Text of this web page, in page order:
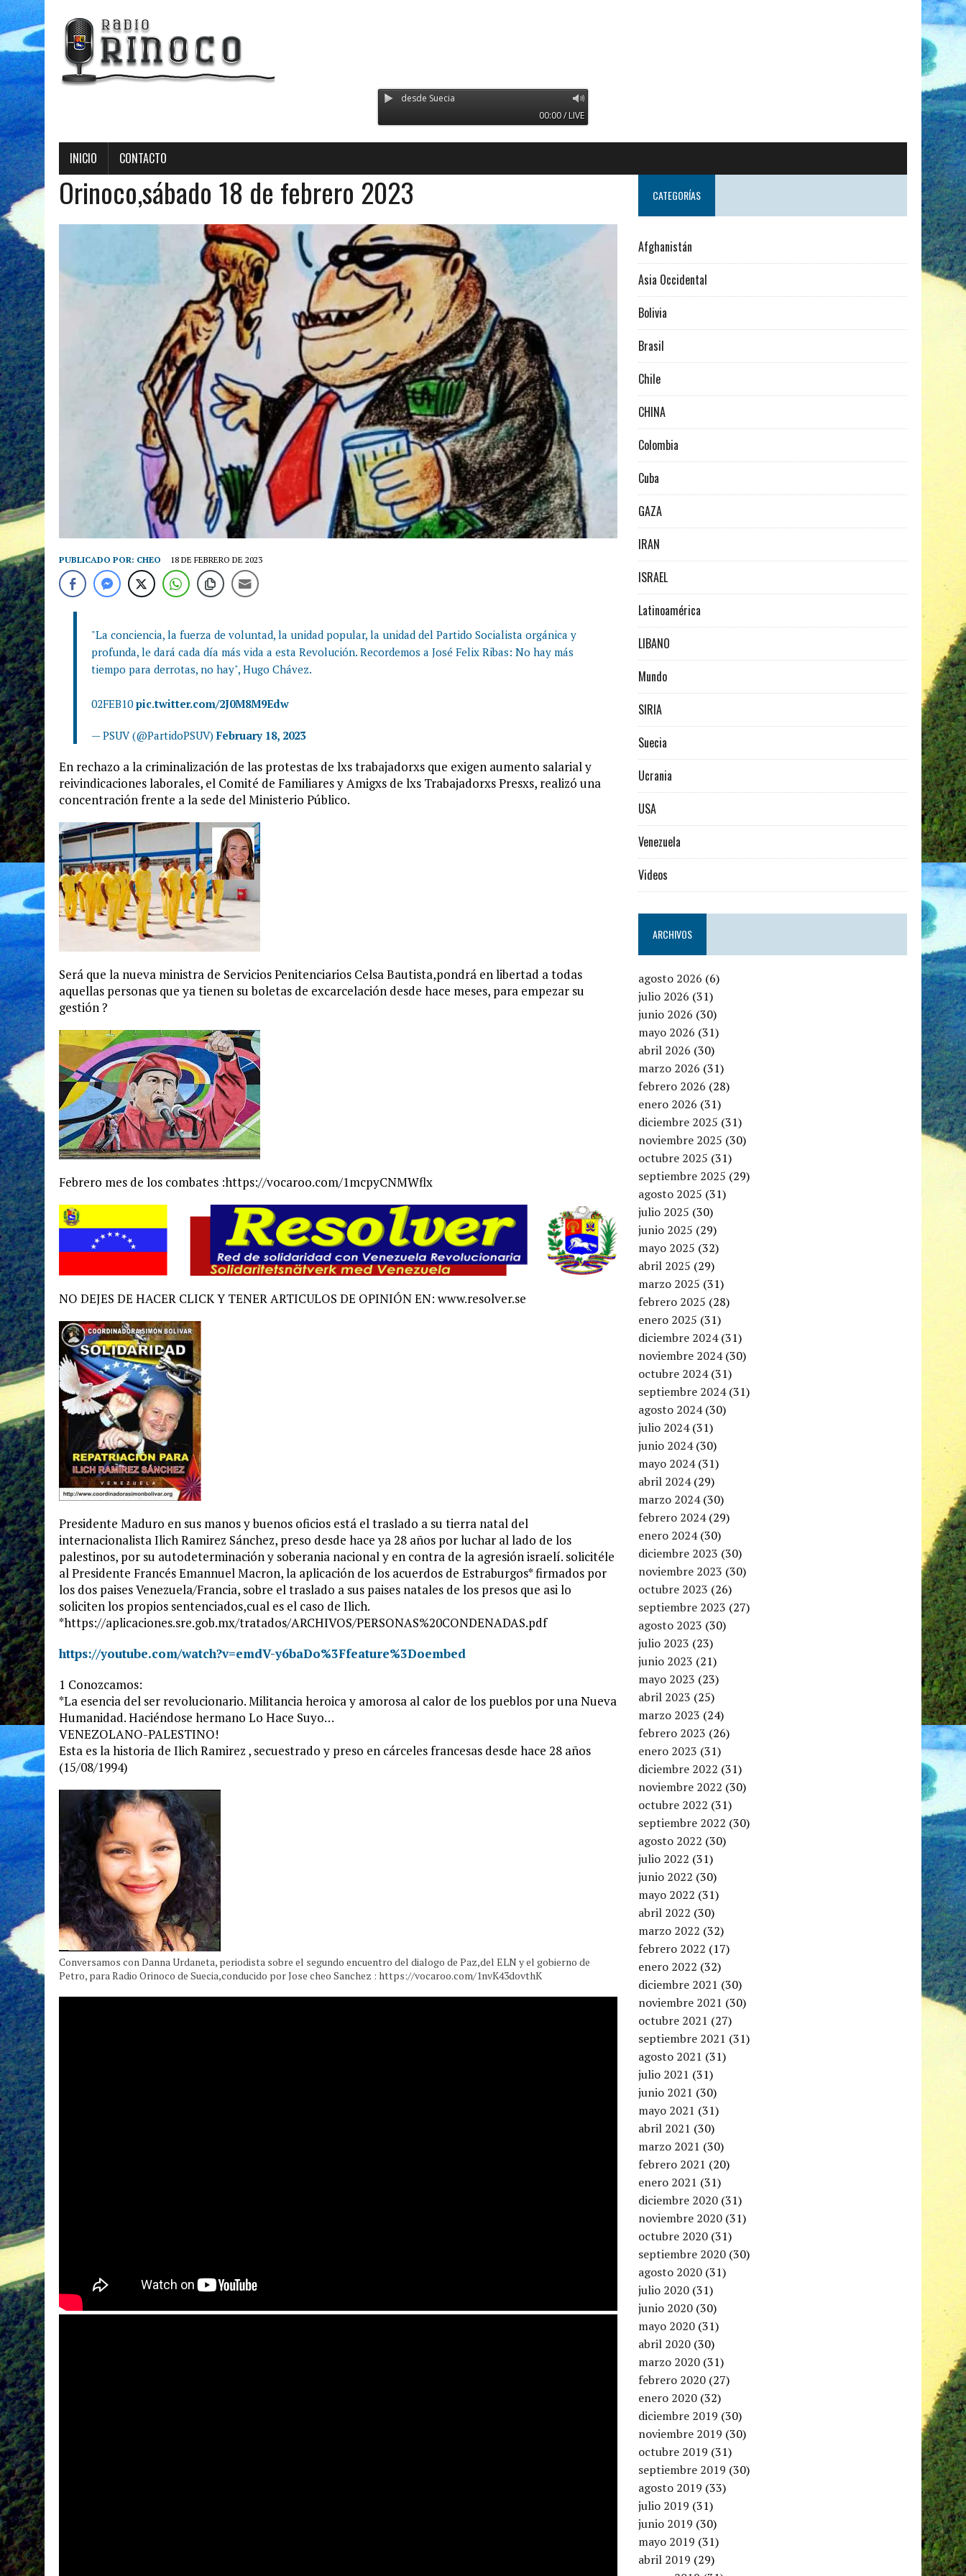
Radio Orinoco - Transmitiendo desde Suecia
00:00 / LIVE
INICIO CONTACTO
Orinoco,sábado 18 de febrero 2023
PUBLICADO POR: CHEO 18 DE FEBRERO DE 2023
"La conciencia, la fuerza de voluntad, la unidad popular, la unidad del Partido Socialista orgánica y
profunda, le dará cada día más vida a esta Revolución. Recordemos a José Felix Ribas: No hay más
tiempo para derrotas, no hay", Hugo Chávez.
02FEB10pic.twitter.com/2J0M8M9Edw
— PSUV (@PartidoPSUV) February 18, 2023
En rechazo a la criminalización de las protestas de lxs trabajadorxs que exigen aumento salarial y
reivindicaciones laborales, el Comité de Familiares y Amigxs de lxs Trabajadorxs Presxs, realizó una
concentración frente a la sede del Ministerio Público.
Será que la nueva ministra de Servicios Penitenciarios Celsa Bautista,pondrá en libertad a todas
aquellas personas que ya tienen su boletas de excarcelación desde hace meses, para empezar su
gestión ?
Febrero mes de los combates :https://vocaroo.com/1mcpyCNMWflx
NO DEJES DE HACER CLICK Y TENER ARTICULOS DE OPINIÓN EN: www.resolver.se
Presidente Maduro en sus manos y buenos oficios está el traslado a su tierra natal del
internacionalista Ilich Ramirez Sánchez, preso desde hace ya 28 años por luchar al lado de los
palestinos, por su autodeterminación y soberania nacional y en contra de la agresión israelí. solicitéle
al Presidente Francés Emannuel Macron, la aplicación de los acuerdos de Estraburgos* firmados por
los dos paises Venezuela/Francia, sobre el traslado a sus paises natales de los presos que asi lo
soliciten los propios sentenciados,cual es el caso de Ilich.
*https://aplicaciones.sre.gob.mx/tratados/ARCHIVOS/PERSONAS%20CONDENADAS.pdf
https://youtube.com/watch?v=emdV-y6baDo%3Ffeature%3Doembed
1 Conozcamos:
*La esencia del ser revolucionario. Militancia heroica y amorosa al calor de los pueblos por una Nueva
Humanidad. Haciéndose hermano Lo Hace Suyo…
VENEZOLANO-PALESTINO!
Esta es la historia de Ilich Ramirez , secuestrado y preso en cárceles francesas desde hace 28 años
(15/08/1994)
Conversamos con Danna Urdaneta, periodista sobre el segundo encuentro del dialogo de Paz,del ELN y el gobierno de
Petro, para Radio Orinoco de Suecia,conducido por Jose cheo Sanchez : https://vocaroo.com/1nvK43dovthK
CATEGORÍAS
Afghanistán
Asia Occidental
Bolivia
Brasil
Chile
CHINA
Colombia
Cuba
GAZA
IRAN
ISRAEL
Latinoamérica
LIBANO
Mundo
SIRIA
Suecia
Ucrania
USA
Venezuela
Videos
ARCHIVOS
agosto 2026 (6)
julio 2026 (31)
junio 2026 (30)
mayo 2026 (31)
abril 2026 (30)
marzo 2026 (31)
febrero 2026 (28)
enero 2026 (31)
diciembre 2025 (31)
noviembre 2025 (30)
octubre 2025 (31)
septiembre 2025 (29)
agosto 2025 (31)
julio 2025 (30)
junio 2025 (29)
mayo 2025 (32)
abril 2025 (29)
marzo 2025 (31)
febrero 2025 (28)
enero 2025 (31)
diciembre 2024(31)
noviembre 2024(30)
octubre 2024(31)
septiembre 2024(31)
agosto 2024(30)
julio 2024(31)
junio 2024(30)
mayo 2024(31)
abril 2024(29)
marzo 2024(30)
febrero 2024(29)
enero 2024(30)
diciembre 2023 (30)
noviembre 2023 (30)
octubre 2023 (26)
septiembre 2023 (27)
agosto 2023 (30)
julio 2023 (23)
junio 2023 (21)
mayo 2023 (23)
abril 2023 (25)
marzo 2023 (24)
febrero 2023 (26)
enero 2023 (31)
diciembre 2022 (31)
noviembre 2022 (30)
octubre 2022 (31)
septiembre 2022 (30)
agosto 2022 (30)
julio 2022 (31)
junio 2022 (30)
mayo 2022 (31)
abril 2022 (30)
marzo 2022 (32)
febrero 2022 (17)
enero 2022 (32)
diciembre 2021 (30)
noviembre 2021 (30)
octubre 2021 (27)
septiembre 2021 (31)
agosto 2021 (31)
julio 2021 (31)
junio 2021 (30)
mayo 2021 (31)
abril 2021 (30)
marzo 2021 (30)
febrero 2021 (20)
enero 2021 (31)
diciembre 2020 (31)
noviembre 2020 (31)
octubre 2020 (31)
septiembre 2020 (30)
agosto 2020 (31)
julio 2020 (31)
junio 2020 (30)
mayo 2020 (31)
abril 2020 (30)
marzo 2020 (31)
febrero 2020 (27)
enero 2020 (32)
diciembre 2019 (30)
noviembre 2019 (30)
octubre 2019 (31)
septiembre 2019 (30)
agosto 2019 (33)
julio 2019 (31)
junio 2019 (30)
mayo 2019 (31)
abril 2019 (29)